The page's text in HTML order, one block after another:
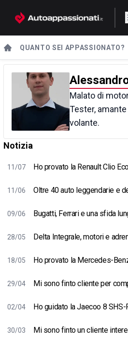
QUANTO SEI APPASSIONATO?
Malato di
Tester,
volante.
Notizia
11/07 Ho provato la Renault Clio
11/06 Oltre 40 auto leggendarie e
09/06 Bugatti, Ferrari e una sfida
28/05 Delta Integrale, motori e
18/05 Ho provato la Mercedes-
29/04 Mi sono finto cliente per
02/04 Ho guidato la Jaecoo 8
30/03 Mi sono finto un cliente